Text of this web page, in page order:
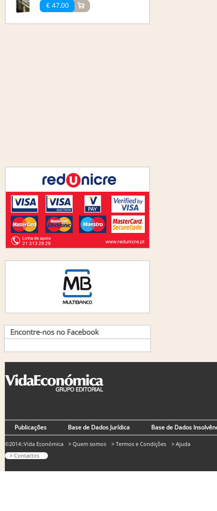
€ 47,00
Encontre-nos no Facebook
Publicações Base de Dados Jurídica Base de Dados
©2014::Vida Económica
> Contactos
> Quem somos > Termos e Condições > Ajuda